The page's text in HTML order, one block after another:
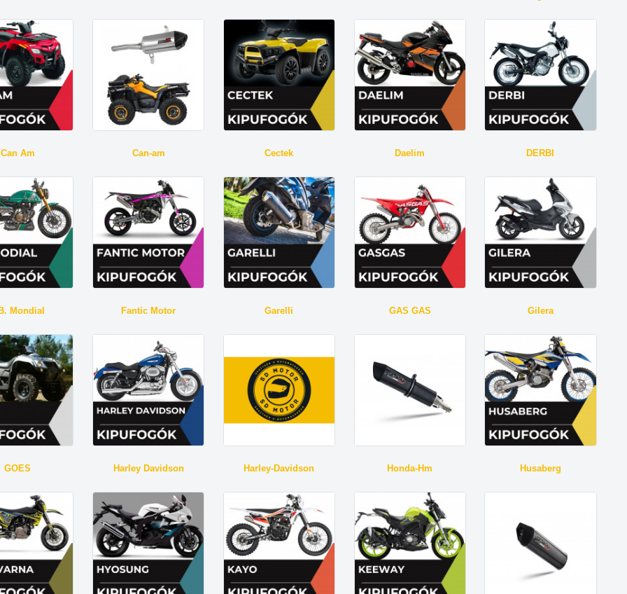
Can Am Can-am Cectek Daelim DERBI
Mondial Fantic Motor Garelli GAS GAS Gilera
GOES Harley Davidson Harley-Davidson Honda-Hm Husaberg